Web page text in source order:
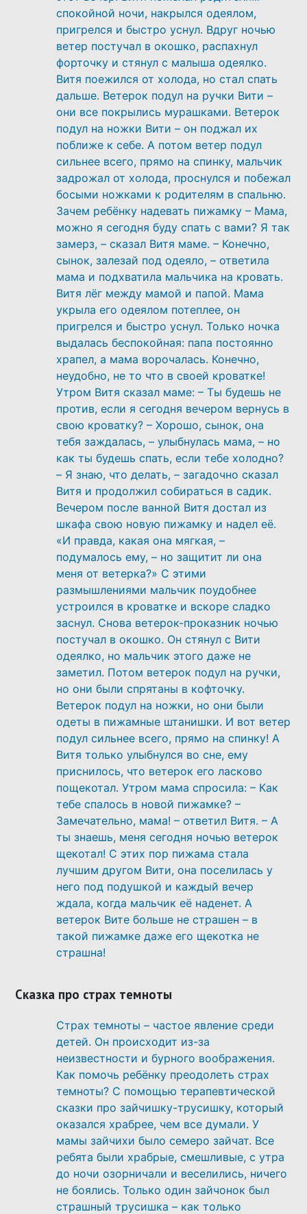
спокойной ночи, накрылся одеялом,
пригрелся и быстро уснул. Вдруг ночью
ветер постучал в окошко, распахнул
форточку и стянул с малыша одеялко.
Витя поежился от холода, но стал спать
дальше. Ветерок подул на ручки Вити –
они все покрылись мурашками. Ветерок
подул на ножки Вити – он поджал их
поближе к себе. А потом ветер подул
сильнее всего, прямо на спинку, мальчик
задрожал от холода, проснулся и побежал
босыми ножками к родителям в спальню.
Зачем ребёнку надевать пижамку – Мама,
можно я сегодня буду спать с вами? Я так
замерз, – сказал Витя маме. – Конечно,
сынок, залезай под одеяло, – ответила
мама и подхватила мальчика на кровать.
Витя лёг между мамой и папой. Мама
укрыла его одеялом потеплее, он
пригрелся и быстро уснул. Только ночка
выдалась беспокойная: папа постоянно
храпел, а мама ворочалась. Конечно,
неудобно, не то что в своей кроватке!
Утром Витя сказал маме: – Ты будешь не
против, если я сегодня вечером вернусь в
свою кроватку? – Хорошо, сынок, она
тебя заждалась, – улыбнулась мама, – но
как ты будешь спать, если тебе холодно?
– Я знаю, что делать, – загадочно сказал
Витя и продолжил собираться в садик.
Вечером после ванной Витя достал из
шкафа свою новую пижамку и надел её.
«И правда, какая она мягкая, –
подумалось ему, – но защитит ли она
меня от ветерка?» С этими
размышлениями мальчик поудобнее
устроился в кроватке и вскоре сладко
заснул. Снова ветерок-проказник ночью
постучал в окошко. Он стянул с Вити
одеялко, но мальчик этого даже не
заметил. Потом ветерок подул на ручки,
но они были спрятаны в кофточку.
Ветерок подул на ножки, но они были
одеты в пижамные штанишки. И вот ветер
подул сильнее всего, прямо на спинку! А
Витя только улыбнулся во сне, ему
приснилось, что ветерок его ласково
пощекотал. Утром мама спросила: – Как
тебе спалось в новой пижамке? –
Замечательно, мама! – ответил Витя. – А
ты знаешь, меня сегодня ночью ветерок
щекотал! С этих пор пижама стала
лучшим другом Вити, она поселилась у
него под подушкой и каждый вечер
ждала, когда мальчик её наденет. А
ветерок Вите больше не страшен – в
такой пижамке даже его щекотка не
страшна!
Сказка про страх темноты
Страх темноты – частое явление среди
детей. Он происходит из-за
неизвестности и бурного воображения.
Как помочь ребёнку преодолеть страх
темноты? С помощью терапевтической
сказки про зайчишку-трусишку, который
оказался храбрее, чем все думали. У
мамы зайчихи было семеро зайчат. Все
ребята были храбрые, смешливые, с утра
до ночи озорничали и веселились, ничего
не боялись. Только один зайчонок был
страшный трусишка – как только